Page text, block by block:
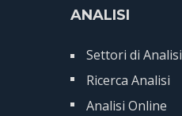
ANALISI
Settori di Analisi
Ricerca Analisi
Analisi Online